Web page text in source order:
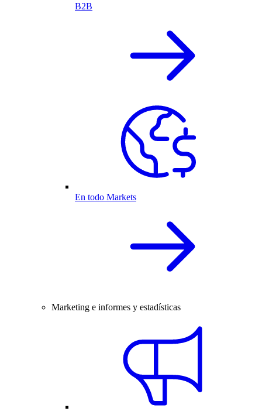
B2B
En todo Markets
Marketing e informes y estadísticas